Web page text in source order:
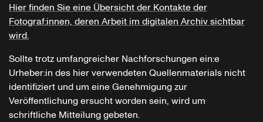
Hier finden Sie eine Übersicht der Kontakte der
Fotograf:innen, deren Arbeit im digitalen Archiv sichtbar
wird.
Sollte trotz umfangreicher Nachforschungen ein:e
Urheber:in des hier verwendeten Quellenmaterials nicht
identifiziert und um eine Genehmigung zur
Veröffentlichung ersucht worden sein, wird um
schriftliche Mitteilung gebeten.